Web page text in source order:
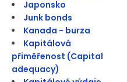
Japonsko
Junk bonds
Kanada - burza
Kapitálová
přiměřenost (Capital
adequacy)